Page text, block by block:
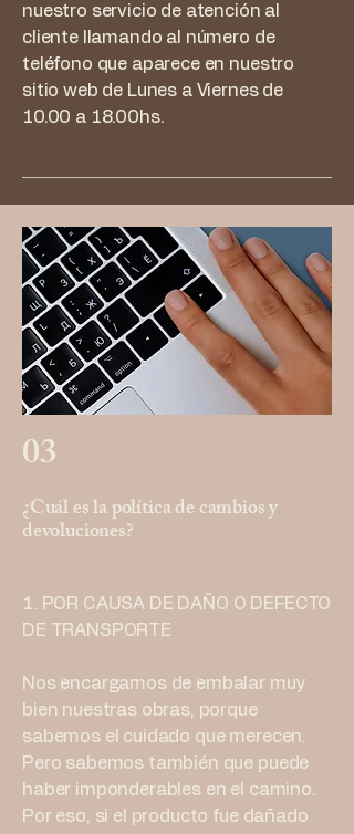
nuestro servicio de atención al
cliente llamando al número de
teléfono que aparece en nuestro
sitio web de Lunes a Viernes de
10.00 a 18.00hs.
03
¿Cuál es la política de cambios y
devoluciones?
1. POR CAUSA DE DAÑO O DEFECTO
DE TRANSPORTE
Nos encargamos de embalar muy
bien nuestras obras, porque
sabemos el cuidado que merecen.
Pero sabemos también que puede
haber imponderables en el camino.
Por eso, si el producto fue dañado